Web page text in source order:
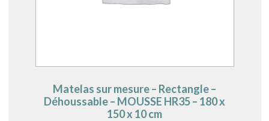
Matelas sur mesure – Rectangle –
Déhoussable – MOUSSE HR35 – 180 x
150 x 10 cm